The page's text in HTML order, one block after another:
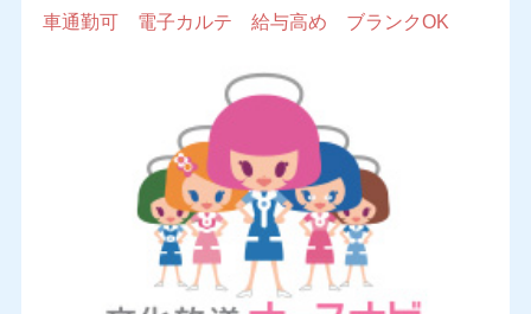
車通勤可 電子カルテ 給与高め ブランクOK